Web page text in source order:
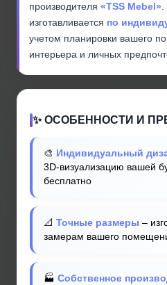
производителя «TSS Mebel».
изготавливается по
учетом планировки вашего
интерьера и личных
✨ ОСОБЕННОСТИ И
🎨 Индивидуальный
3D-визуализацию вашей
бесплатно
📐 Точные размеры –
замерам вашего
🏭 Собственное